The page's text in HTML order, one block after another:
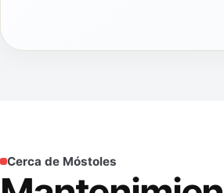
Cerca de Móstoles